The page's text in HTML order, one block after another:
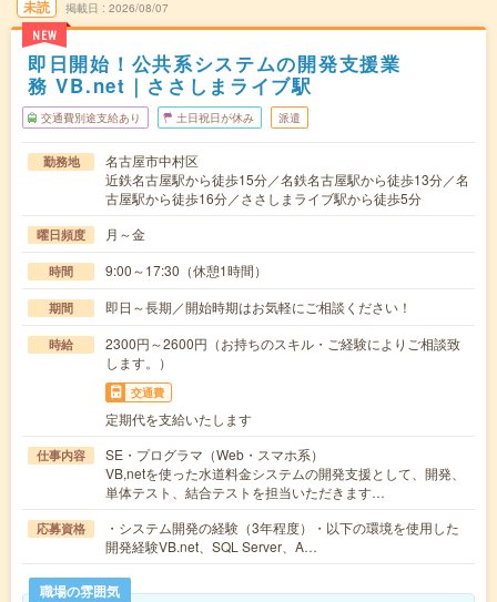
未読
NEW
掲載日 2026/08/07
即日開始！公共系システムの開発支援業
務 VB.net｜ささしまライブ駅
交通費別途支給あり 土日祝日が休み 派遣
勤務地
名古屋市中村区
近鉄名古屋駅から徒歩15分／名鉄名古屋駅から徒歩13分／名
古屋駅から徒歩16分／ささしまライブ駅から徒歩5分
曜日頻度 月～金
時間 9:00～17:30（休憩1時間）
期間 即日～長期／開始時期はお気軽にご相談ください！
時給
2300円～2600円（お持ちのスキル・ご経験によりご相談致
します。）
交通費
定期代を支給いたします
仕事内容
SE・プログラマ（Web・スマホ系）
VB,netを使った水道料金システムの開発支援として、開発、
単体テスト、結合テストを担当いただきます…
応募資格
・システム開発の経験（3年程度）・以下の環境を使用した
開発経験VB.net、SQL Server、A…
職場の雰囲気